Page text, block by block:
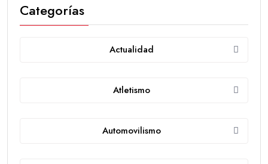
Categorías
Actualidad
Atletismo
Automovilismo